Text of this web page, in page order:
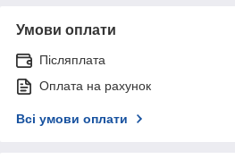
Умови оплати
Післяплата
Оплата на рахунок
Всі умови оплати